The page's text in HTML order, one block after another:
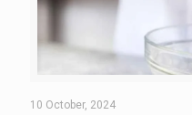
10 October, 2024